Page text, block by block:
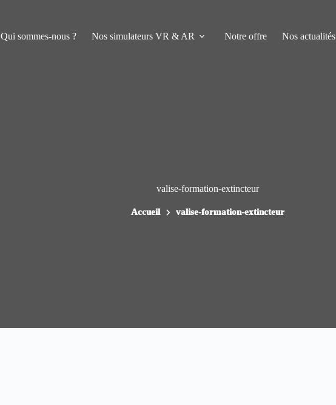
Qui sommes-nous ?
Nos simulateurs VR & AR Notre offre Nos actualités
valise-formation-extincteur
Accueil valise-formation-extincteur